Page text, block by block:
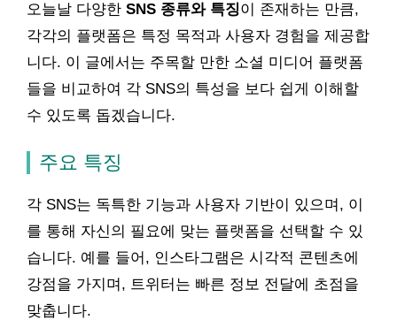
오늘날 다양한 SNS 종류와 특징이 존재하는 만큼,
각각의 플랫폼은 특정 목적과 사용자 경험을 제공합
니다. 이 글에서는 주목할 만한 소셜 미디어 플랫폼
들을 비교하여 각 SNS의 특성을 보다 쉽게 이해할
수 있도록 돕겠습니다.
주요 특징
각 SNS는 독특한 기능과 사용자 기반이 있으며, 이
를 통해 자신의 필요에 맞는 플랫폼을 선택할 수 있
습니다. 예를 들어, 인스타그램은 시각적 콘텐츠에
강점을 가지며, 트위터는 빠른 정보 전달에 초점을
맞춥니다.